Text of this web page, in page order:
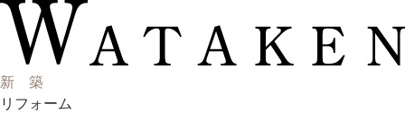
新 築
リフォーム